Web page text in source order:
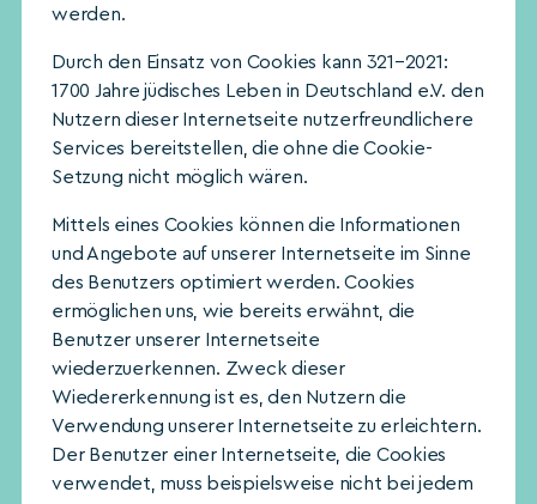
werden.
Durch den Einsatz von Cookies kann 321–2021:
1700 Jahre jüdisches Leben in Deutschland e.V. den
Nutzern dieser Internetseite nutzerfreundlichere
Services bereitstellen, die ohne die Cookie-
Setzung nicht möglich wären.
Mittels eines Cookies können die Informationen
und Angebote auf unserer Internetseite im Sinne
des Benutzers optimiert werden. Cookies
ermöglichen uns, wie bereits erwähnt, die
Benutzer unserer Internetseite
wiederzuerkennen. Zweck dieser
Wiedererkennung ist es, den Nutzern die
Verwendung unserer Internetseite zu erleichtern.
Der Benutzer einer Internetseite, die Cookies
verwendet, muss beispielsweise nicht bei jedem